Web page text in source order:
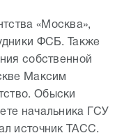
«Москва»,
ФСБ. Также
собственной
Максим
Обыски
начальника ГСУ
источник ТАСС.